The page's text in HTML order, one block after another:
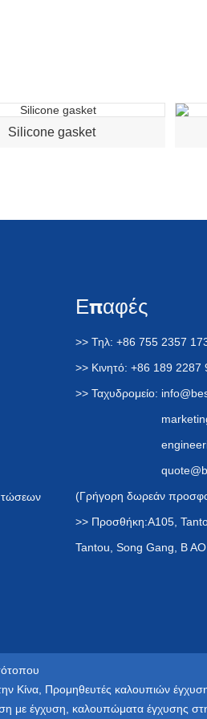
Silicone gasket
Επαφές
>> Τηλ: +86 755 2357
>> Κινητό: +86 189 2287
>> Ταχυδρομείο:
(Γρήγορη δωρεάν
>> Προσθήκη:A105,
Tantou, Song Gang, B
Κίνα Προμηθευτές καλουπιών
με έγχυση καλουπώματα έγχυσης